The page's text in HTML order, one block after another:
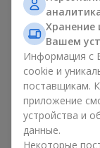
Если вы ищете
обрез, у нас
вы можете
корзина с
вкусным чаем
Хранение
Вашем
Информация с
cookie и
поставщикам.
приложение
устройства и
данные.
Некоторые